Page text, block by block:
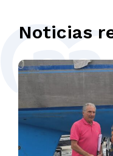
Noticias